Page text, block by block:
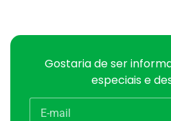
Gostaria de ser
especiais e
E-mail